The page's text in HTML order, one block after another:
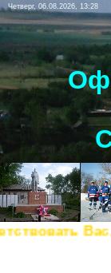
Четверг, 06.08.2026, 13:28
Вас, на